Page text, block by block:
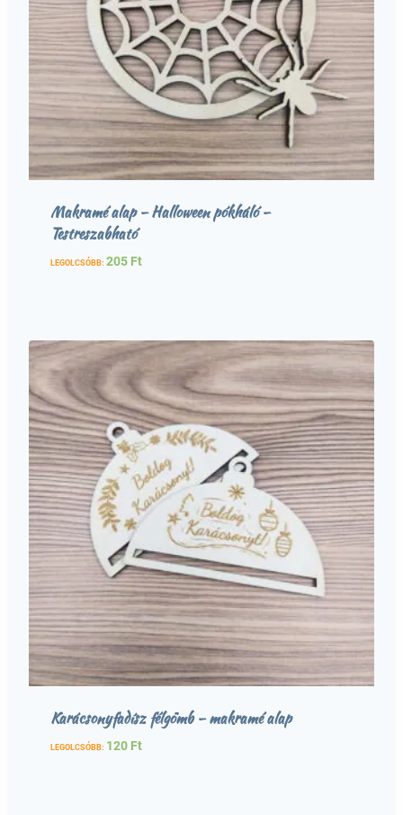
Makramé alap – Halloween pókháló –
Testreszabható
LEGOLCSÓBB: 205 Ft
Karácsonyfadísz félgömb – makramé alap
LEGOLCSÓBB: 120 Ft